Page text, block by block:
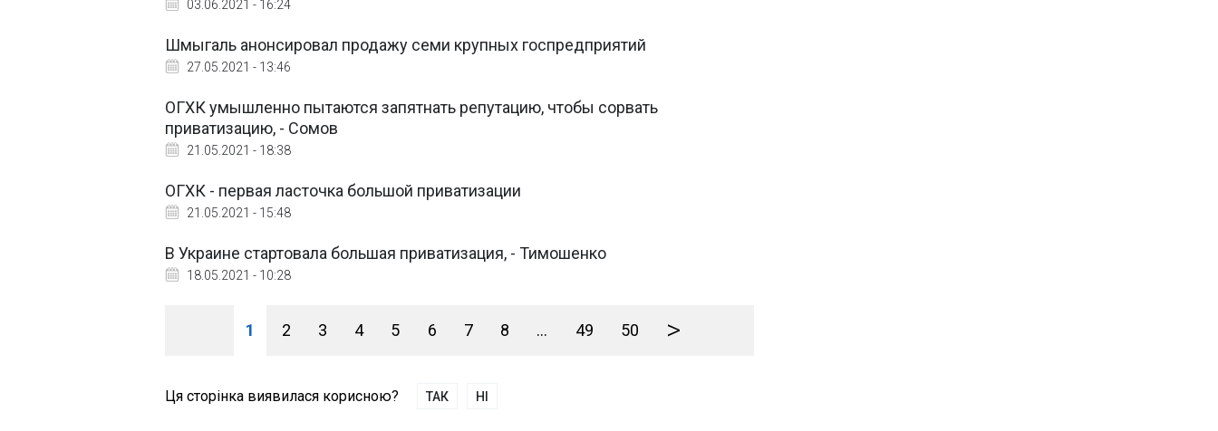
03.06.2021 - 16:24
Шмыгаль анонсировал продажу семи крупных госпредприятий
27.05.2021 - 13:46
ОГХК умышленно пытаются запятнать репутацию, чтобы сорвать
приватизацию, - Сомов
21.05.2021 - 18:38
ОГХК - первая ласточка большой приватизации
21.05.2021 - 15:48
В Украине стартовала большая приватизация, - Тимошенко
18.05.2021 - 10:28
1 2 3 4 5 6 7 8 ... 49 50 >
Ця сторінка виявилася корисною? ТАК НІ